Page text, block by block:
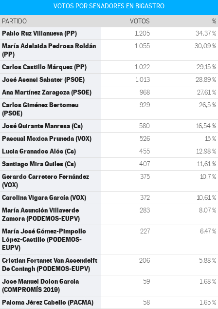
VOTOS POR SENADORES EN BIGASTRO
PARTIDO VOTOS %
Pablo Ruz Villanueva (PP) 1.205 34,37 %
María Adelaida Pedrosa Roldán
(PP)
1.055 30,09 %
Carlos Castillo Márquez (PP) 1.022 29,15 %
José Asensi Sabater (PSOE) 1.013 28,89 %
Ana Martínez Zaragoza (PSOE) 968 27,61 %
Carlos Giménez Bertomeu
(PSOE)
929 26,5 %
José Quirante Manresa (Cs) 580 16,54 %
Pascual Moxica Pruneda (VOX) 526 15 %
Lucia Granados Alós (Cs) 455 12,98 %
Santiago Mira Quiles (Cs) 407 11,61 %
Gerardo Carretero Fernández
(VOX)
375 10,7 %
Carolina Vigara García (VOX) 372 10,61 %
María Asunción Villaverde
Zamora (PODEMOS-EUPV)
283 8,07 %
María José Gómez-Pimpollo
López-Castillo (PODEMOS-
EUPV)
227 6,47 %
Cristian Fortanet Van Assendelft
De Coningh (PODEMOS-EUPV)
206 5,88 %
Jose Manuel Dolon Garcia
(COMPROMÍS 2019)
59 1,68 %
Paloma Jérez Cabello (PACMA) 58 1,65 %